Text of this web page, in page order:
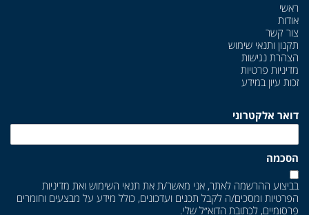
ראשי
אודות
צור קשר
תקנון ותנאי שימוש
הצהרת נגישות
מדיניות פרטיות
זכות עיון במידע
דואר אלקטרוני
הסכמה
בביצוע ההרשמה לאתר, אני מאשר/ת את תנאי השימוש ואת מדיניות
הפרטיות ומסכים/ה לקבל תכנים ועדכונים, כולל מידע על מבצעים וחומרים
פרסומיים, לכתובת הדוא״ל שלי.